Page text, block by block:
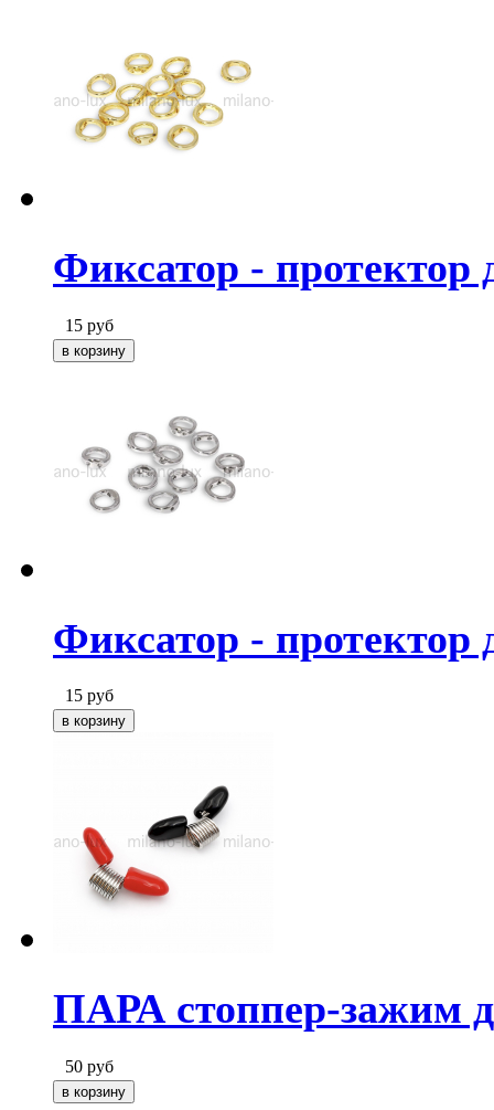
Фиксатор - протектор
15 руб
Фиксатор - протектор
15 руб
ПАРА стоппер-зажим
50 руб